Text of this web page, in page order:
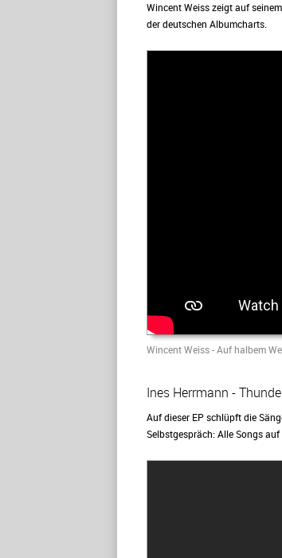
Wincent Weiss zeigt auf
der deutschen Albumcharts.
Wincent Weiss - Auf halbem
Ines Herrmann -
Auf dieser EP schlüpft die
Selbstgespräch: Alle Songs auf